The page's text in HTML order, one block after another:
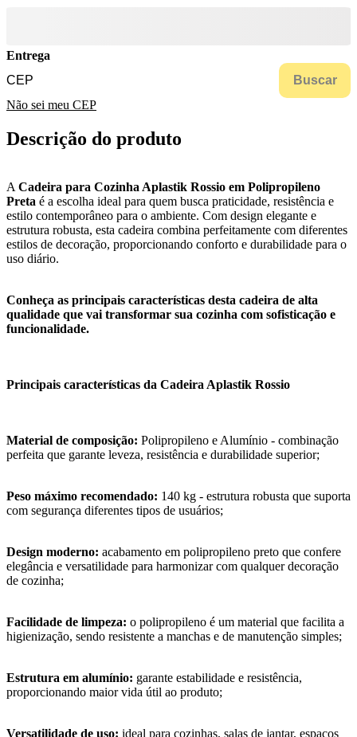
Entrega
Buscar
Não sei meu CEP
Descrição do produto
A Cadeira para Cozinha Aplastik Rossio em Polipropileno
Preta é a escolha ideal para quem busca praticidade, resistência e
estilo contemporâneo para o ambiente. Com design elegante e
estrutura robusta, esta cadeira combina perfeitamente com diferentes
estilos de decoração, proporcionando conforto e durabilidade para o
uso diário.
Conheça as principais características desta cadeira de alta
qualidade que vai transformar sua cozinha com sofisticação e
funcionalidade.
Principais características da Cadeira Aplastik Rossio
Material de composição: Polipropileno e Alumínio - combinação
perfeita que garante leveza, resistência e durabilidade superior;
Peso máximo recomendado: 140 kg - estrutura robusta que suporta
com segurança diferentes tipos de usuários;
Design moderno: acabamento em polipropileno preto que confere
elegância e versatilidade para harmonizar com qualquer decoração
de cozinha;
Facilidade de limpeza: o polipropileno é um material que facilita a
higienização, sendo resistente a manchas e de manutenção simples;
Estrutura em alumínio: garante estabilidade e resistência,
proporcionando maior vida útil ao produto;
Versatilidade de uso: ideal para cozinhas, salas de jantar, espaços